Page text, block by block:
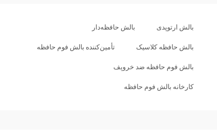
بالش ارتوپدی بالش حافظه‌دار
بالش حافظه کلاسیک تأمین‌کننده بالش فوم حافظه
بالش فوم حافظه ضد خروپف
کارخانه بالش فوم حافظه